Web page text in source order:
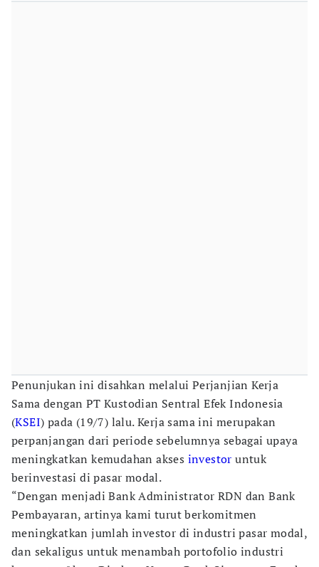
Penunjukan ini disahkan melalui Perjanjian Kerja
Sama dengan PT Kustodian Sentral Efek Indonesia
(KSEI) pada (19/7) lalu. Kerja sama ini merupakan
perpanjangan dari periode sebelumnya sebagai upaya
meningkatkan kemudahan akses investor untuk
berinvestasi di pasar modal.
“Dengan menjadi Bank Administrator RDN dan Bank
Pembayaran, artinya kami turut berkomitmen
meningkatkan jumlah investor di industri pasar modal,
dan sekaligus untuk menambah portofolio industri